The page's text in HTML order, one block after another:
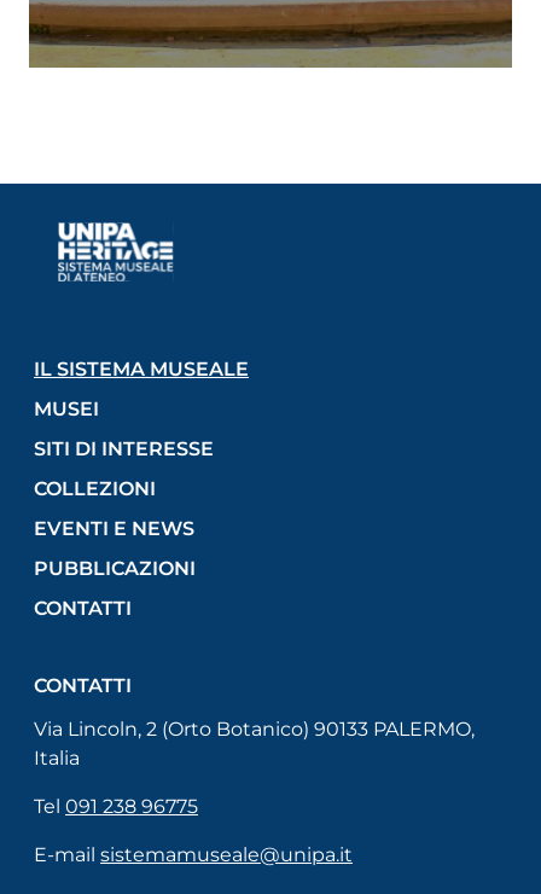
IL SISTEMA MUSEALE
MUSEI
SITI DI INTERESSE
COLLEZIONI
EVENTI E NEWS
PUBBLICAZIONI
CONTATTI
CONTATTI
Via Lincoln, 2 (Orto Botanico) 90133 PALERMO,
Italia
Tel 091 238 96775
E-mail sistemamuseale@unipa.it